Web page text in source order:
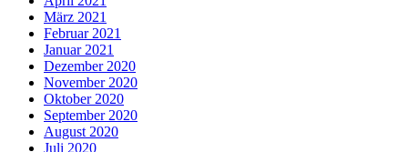
März 2021
Februar 2021
Januar 2021
Dezember 2020
November 2020
Oktober 2020
September 2020
August 2020
Juli 2020